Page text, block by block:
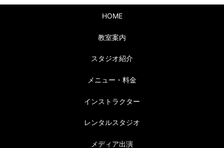
HOME
教室案内
スタジオ紹介
メニュー・料金
インストラクター
レンタルスタジオ
メディア出演